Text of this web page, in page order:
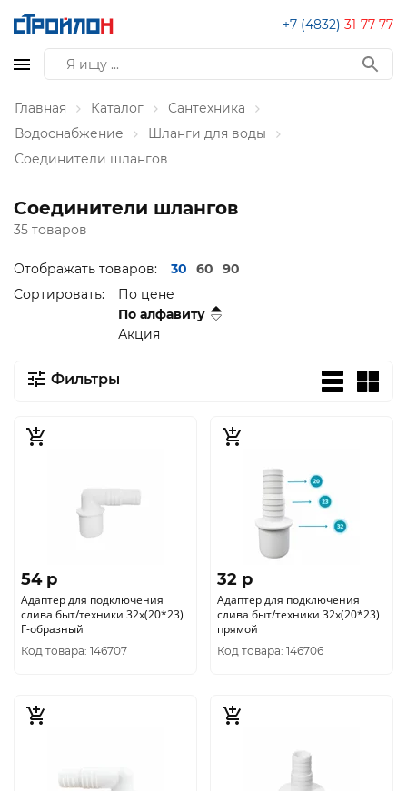
+7 (4832) 31-77-77
Главная Каталог
Сантехника
Водоснабжение
Шланги для воды
Соединители шлангов
Соединители шлангов
35 товаров
Отображать товаров: 30 60
90
Сортировать:
По цене
По алфавиту
Акция
Фильтры
54 p
Адаптер для подключения
слива быт/техники 32х(20*23)
Г-образный
Код товара: 146707
32 p
Адаптер для подключения
слива быт/техники 32х(20*23)
прямой
Код товара: 146706